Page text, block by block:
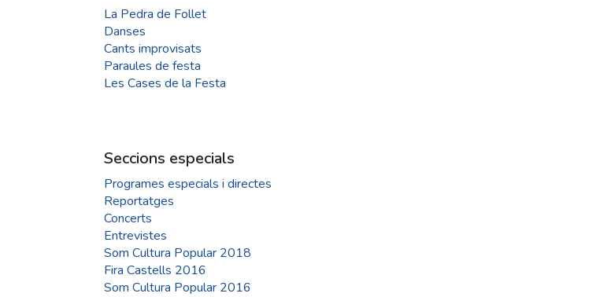
La Pedra de Follet
Danses
Cants improvisats
Paraules de festa
Les Cases de la Festa
Seccions especials
Programes especials i directes
Reportatges
Concerts
Entrevistes
Som Cultura Popular 2018
Fira Castells 2016
Som Cultura Popular 2016